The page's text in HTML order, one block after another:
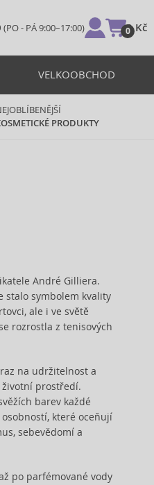
(PO - PÁ 9:00–17:00) 0
0 Kč
VELKOOBCHOD
PRODUKTY
André Gilliera.
stalo symbolem kvality
ale i ve světě
rozrostla z tenisových
na udržitelnost a
prostředí.
barev každé
které oceňují
sebevědomí a
po parfémované vody